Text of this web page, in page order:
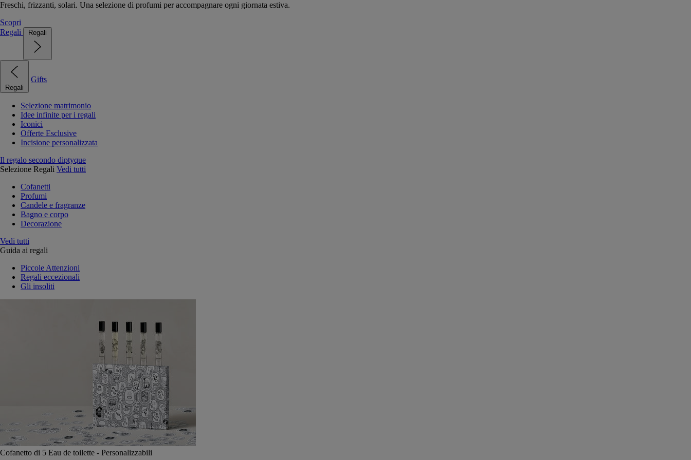
Freschi, frizzanti, solari. Una selezione di profumi per accompagnare ogni giornata estiva.
Scopri
Regali
Regali
Regali
Gifts
Selezione matrimonio
Idee infinite per i regali
Iconici
Offerte Esclusive
Incisione personalizzata
Il regalo secondo diptyque
Selezione Regali Vedi tutti
Cofanetti
Profumi
Candele e fragranze
Bagno e corpo
Decorazione
Vedi tutti
Guida ai regali
Piccole Attenzioni
Regali eccezionali
Gli insoliti
Cofanetto di 5 Eau de toilette - Personalizzabili